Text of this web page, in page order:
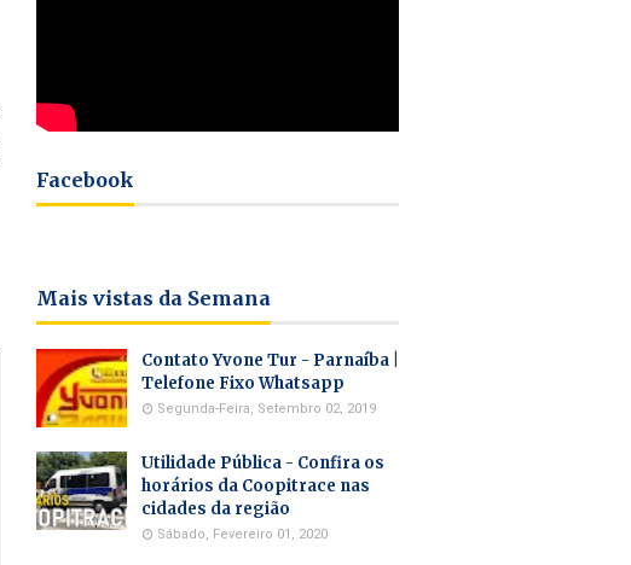
Facebook
Mais vistas da Semana
Contato Yvone Tur - Parnaíba |
Telefone Fixo Whatsapp
Segunda-Feira, Setembro 02, 2019
Utilidade Pública - Confira os
horários da Coopitrace nas
cidades da região
Sábado, Fevereiro 01, 2020